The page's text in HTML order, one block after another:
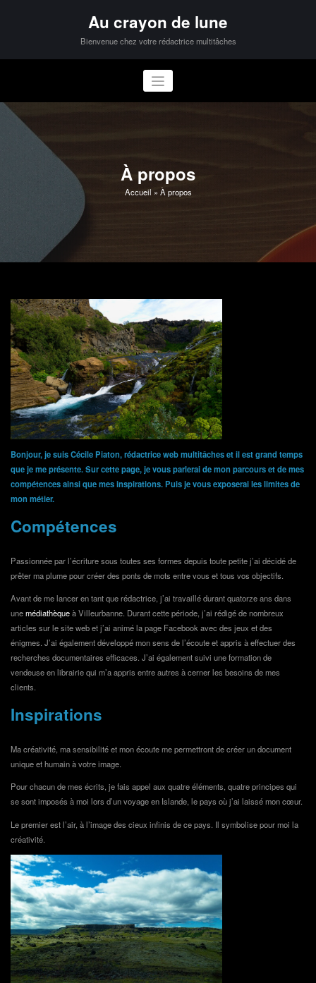
Au crayon de lune
Bienvenue chez votre rédactrice multitâches
À propos
Accueil » À propos
Bonjour, je suis Cécile Piaton, rédactrice web multitâches et il est grand temps
que je me présente. Sur cette page, je vous parlerai de mon parcours et de mes
compétences ainsi que mes inspirations. Puis je vous exposerai les limites de
mon métier.
Compétences
Passionnée par l’écriture sous toutes ses formes depuis toute petite j’ai décidé de
prêter ma plume pour créer des ponts de mots entre vous et tous vos objectifs.
Avant de me lancer en tant que rédactrice, j’ai travaillé durant quatorze ans dans
unemédiathèqueà Villeurbanne. Durant cette période, j’ai rédigé de nombreux
articles sur le site web et j’ai animé la page Facebook avec des jeux et des
énigmes. J’ai également développé mon sens de l’écoute et appris à effectuer des
recherches documentaires efficaces. J’ai également suivi une formation de
vendeuse en librairie qui m’a appris entre autres à cerner les besoins de mes
clients.
Inspirations
Ma créativité, ma sensibilité et mon écoute me permettront de créer un document
unique et humain à votre image.
Pour chacun de mes écrits, je fais appel aux quatre éléments, quatre principes qui
se sont imposés à moi lors d’un voyage en Islande, le pays où j’ai laissé mon cœur.
Le premier est l’air, à l’image des cieux infinis de ce pays. Il symbolise pour moi la
créativité.